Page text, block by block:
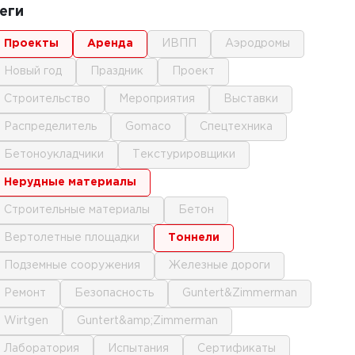
проекты аренда ИВПП аэродромы
новый год праздник проект
строительство мероприятия выставки
распределитель gomaco спецтехника
бетоноукладчики текстурировщики
нерудные материалы
строительные материалы бетон
вертолетные площадки тоннели
подземные сооружения железные дороги
ремонт безопасность Guntert&Zimmerman
Wirtgen Guntert&amp;Zimmerman
лаборатория испытания сертификаты